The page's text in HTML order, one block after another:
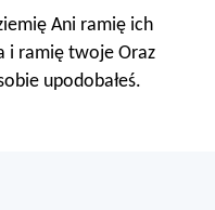
Ani ramię ich
i ramię twoje Oraz
upodobałeś.